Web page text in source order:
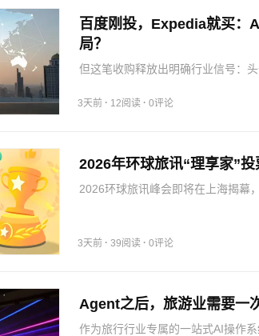
百度刚投，Expedia就买：
局？
但这笔收购释放出明确行业信号：
道。独立创业团队融入大型集团之
3天前 · 12阅读 · 0评论
2026年环球旅讯“理享家”
2026环球旅讯峰会即将在上海揭幕
旅…
3天前 · 39阅读 · 0评论
Agent之后，旅游业需要一
作为旅行行业专属的一站式AI操作